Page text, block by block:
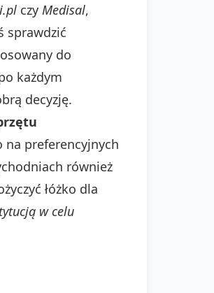
czy Medisal,
sprawdzić
do
każdym
decyzję.
na preferencyjnych
również
łóżko dla
w celu